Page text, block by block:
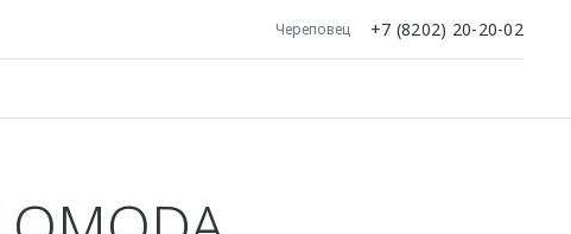
Череповец +7 (8202) 20-20-02